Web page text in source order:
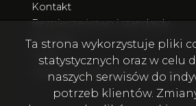
Kontakt
Bezpieczeństwo i standardy
Poradnik
Rodo
Nieruchomości poza Trójmiastem
Ta strona wykorzystuje pliki
statystycznych oraz w celu
naszych serwisów do
potrzeb klientów.